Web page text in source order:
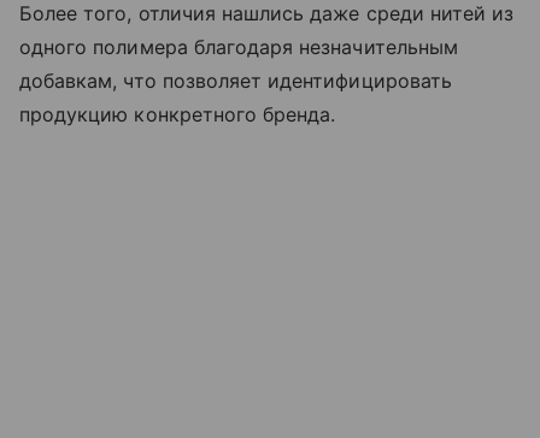
Более того, отличия нашлись даже среди нитей из
одного полимера благодаря незначительным
добавкам, что позволяет идентифицировать
продукцию конкретного бренда.